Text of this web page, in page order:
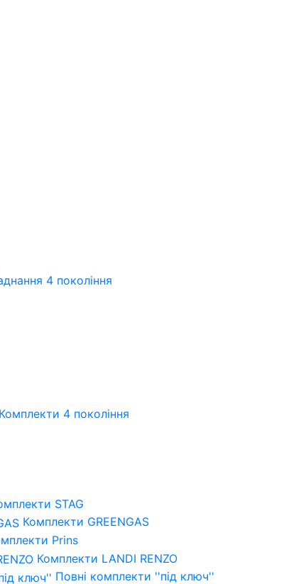
4 покоління
Комплекти 4 покоління
STAG
Комплекти GREENGAS
Prins
Комплекти LANDI RENZO
Повнi комплекти ''пiд ключ''